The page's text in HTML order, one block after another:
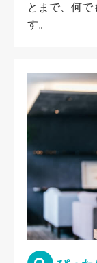
とまで、何
す。